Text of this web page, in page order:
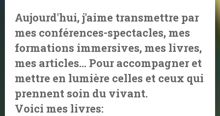
Aujourd'hui, j'aime transmettre par
mes conférences-spectacles, mes
formations immersives, mes livres,
mes articles... Pour accompagner et
mettre en lumière celles et ceux qui
prennent soin du vivant.
Voici mes livres: